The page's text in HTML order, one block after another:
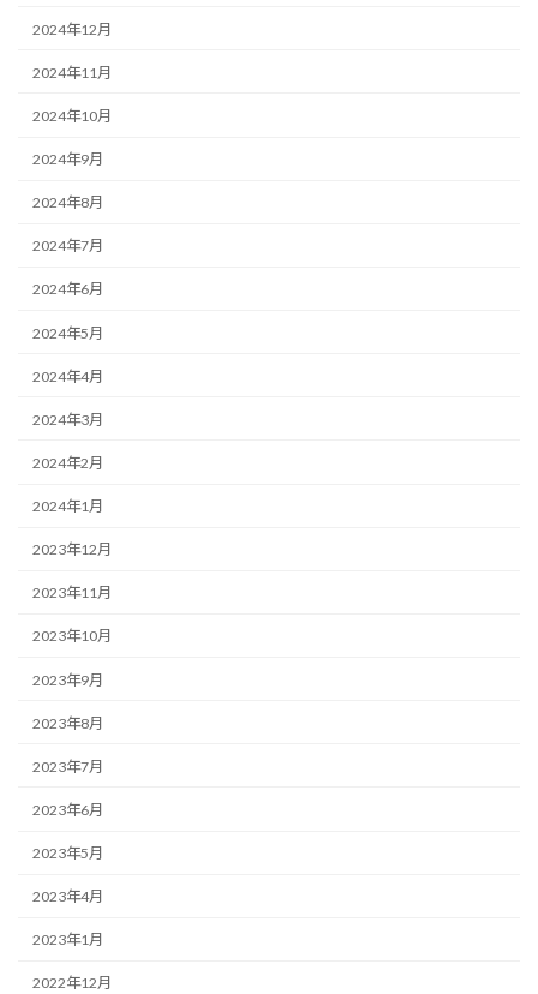
2024年12月
2024年11月
2024年10月
2024年9月
2024年8月
2024年7月
2024年6月
2024年5月
2024年4月
2024年3月
2024年2月
2024年1月
2023年12月
2023年11月
2023年10月
2023年9月
2023年8月
2023年7月
2023年6月
2023年5月
2023年4月
2023年1月
2022年12月